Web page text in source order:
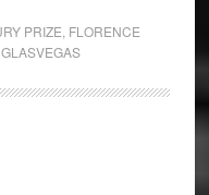
av
priset
PRIZE FLORENCE
GLASVEGAS